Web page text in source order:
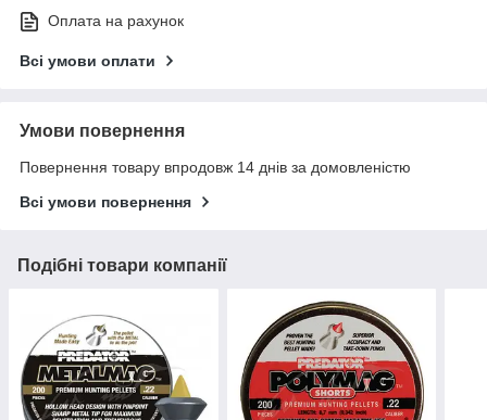
Оплата на рахунок
Всі умови оплати
Умови повернення
Повернення товару впродовж 14 днів за домовленістю
Всі умови повернення
Подібні товари компанії